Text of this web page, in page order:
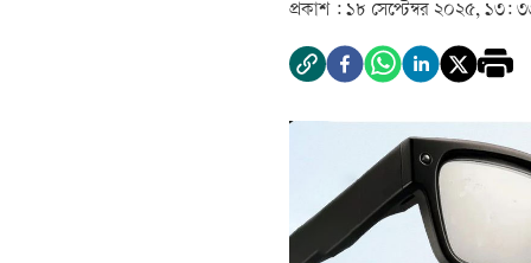
প্রকাশ : ১৮ সেপ্টেম্বর ২০২৫, ১৩: